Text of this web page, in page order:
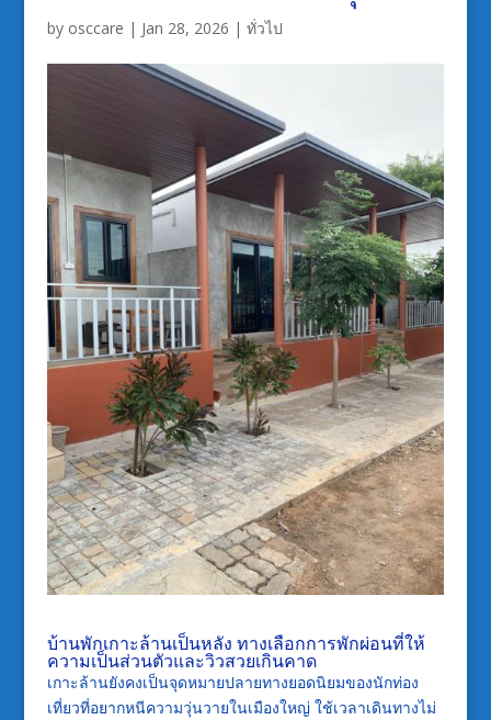
by osccare | Jan 28, 2026 | ทั่วไป
บ้านพักเกาะล้านเป็นหลัง ทางเลือกการพักผ่อนที่ให้
ความเป็นส่วนตัวและวิวสวยเกินคาด
เกาะล้านยังคงเป็นจุดหมายปลายทางยอดนิยมของนักท่อง
เที่ยวที่อยากหนีความวุ่นวายในเมืองใหญ่ ใช้เวลาเดินทางไม่